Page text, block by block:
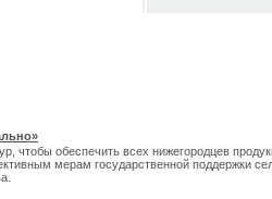
чтобы обеспечить всех нижегородцев
мерам государственной поддержки